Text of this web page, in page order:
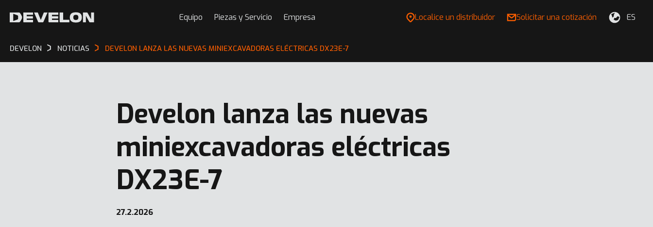
Equipo Piezas y Servicio Empresa Localice un distribuidor Solicitar una cotización ES
DEVELON NOTICIAS DEVELON LANZA LAS NUEVAS MINIEXCAVADORAS ELÉCTRICAS DX23E-7
Develon lanza las nuevas
miniexcavadoras eléctricas
DX23E-7
27.2.2026